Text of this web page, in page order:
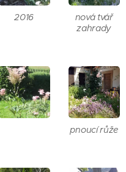
2016
nová tvář
zahrady
pnoucí růže